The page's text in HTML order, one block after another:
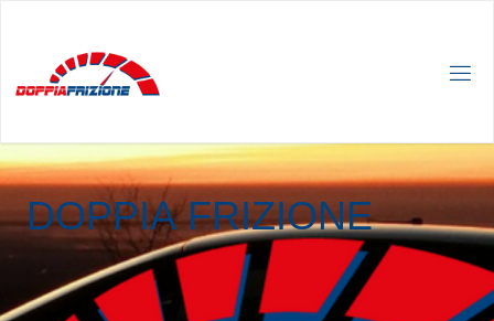
DOPPIA FRIZIONE